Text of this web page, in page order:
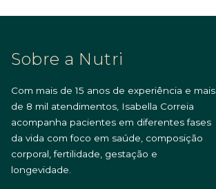
Sobre a Nutri
Com mais de 15 anos de experiência e mais
de 8 mil atendimentos, Isabella Correia
acompanha pacientes em diferentes fases
da vida com foco em saúde, composição
corporal, fertilidade, gestação e
longevidade.